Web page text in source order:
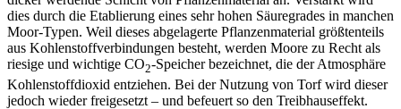
dies durch die Etablierung eines sehr hohen Säuregrades in manchen
Moor-Typen. Weil dieses abgelagerte Pflanzenmaterial größtenteils
aus Kohlenstoffverbindungen besteht, werden Moore zu Recht als
riesige und wichtige CO2-Speicher bezeichnet, die der Atmosphäre
Kohlenstoffdioxid entziehen. Bei der Nutzung von Torf wird dieser
jedoch wieder freigesetzt – und befeuert so den Treibhauseffekt.